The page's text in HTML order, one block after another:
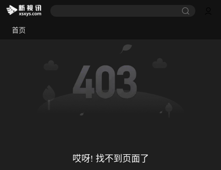
首页
哎呀! 找不到页面了